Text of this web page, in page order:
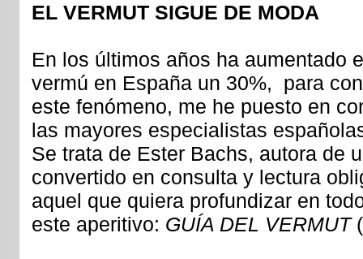
EL VERMUT SIGUE DE MODA
En los últimos años ha aumentado
vermú en España un 30%, para
este fenómeno, me he puesto en
las mayores especialistas
Se trata de Ester Bachs, autora de
convertido en consulta y lectura
aquel que quiera profundizar en
este aperitivo: GUÍA DEL VERMUT